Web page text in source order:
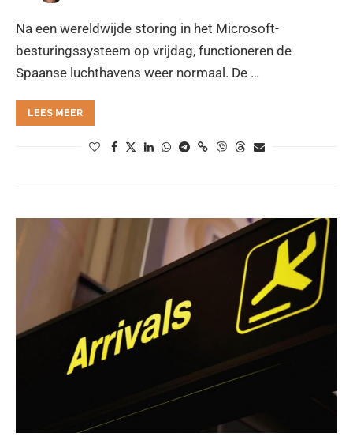
Na een wereldwijde storing in het Microsoft-
besturingssysteem op vrijdag, functioneren de
Spaanse luchthavens weer normaal. De …
LEES MEER